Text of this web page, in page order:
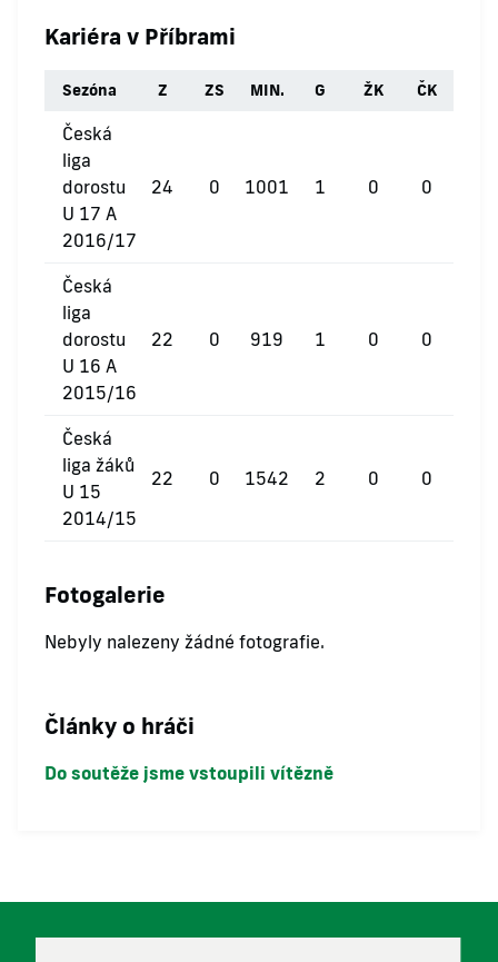
Kariéra v Příbrami
Sezóna Z ZS MIN. G ŽK ČK
Česká
liga
dorostu
U 17 A
2016/17
24 0 1001 1 0 0
Česká
liga
dorostu
U 16 A
2015/16
22 0 919 1 0 0
Česká
liga žáků
U 15
2014/15
22 0 1542 2 0 0
Fotogalerie
Nebyly nalezeny žádné fotografie.
Články o hráči
Do soutěže jsme vstoupili vítězně